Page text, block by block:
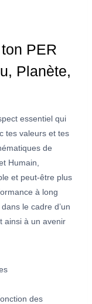
PER
Planète,
essentiel qui
tes valeurs et tes
de
Humain,
et peut-être plus
à long
le cadre d’un
ainsi à un avenir
des